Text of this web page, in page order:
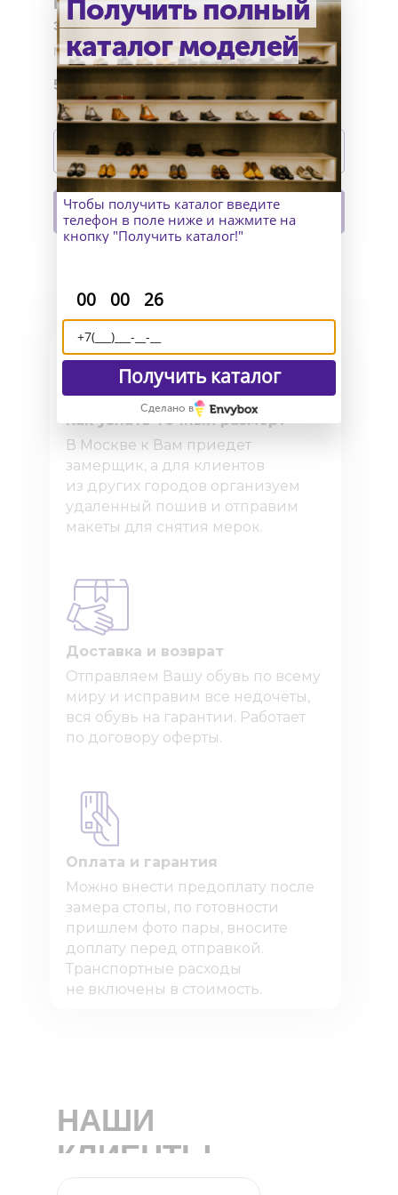
Бельгийские туфли лоферы из
замши в горчично-охристом цвете
Материал верха: замша
Материал подошвы: кожа и накат
Изготовление: индивидуально
59 990 р.
Доставка и возврат
В Москве к Вам приедет
замерщик, а для клиентов
из других городов организуем
удаленный пошив и отправим
макеты для снятия мерок.
Как узнать точный размер?
Отправляем Вашу обувь по всему
миру и исправим все недочёты,
вся обувь на гарантии. Работает
по договору оферты.
Оплата и гарантия
Можно внести предоплату после
замера стопы, по готовности
пришлем фото пары, вносите
доплату перед отправкой.
Транспортные расходы
не включены в стоимость.
НАШИ
КЛИЕНТЫ
Получить полный
каталог моделей
Чтобы получить каталог введите
телефон в поле ниже и нажмите на
кнопку "Получить каталог!"
00 00 26
Получить каталог
Сделано в